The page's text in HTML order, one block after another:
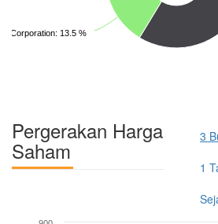
Corporation: 13.5 %
Pergerakan Harga
Saham
3
1